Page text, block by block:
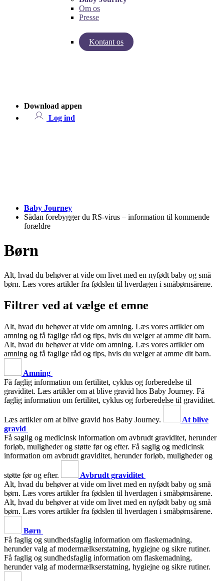
Om os
Presse
Kontant os
Indsigter fra Baby Journey
Download appen
Log ind
Baby Journey
Sådan forebygger du RS-virus – information til kommende
forældre
Børn
Alt, hvad du behøver at vide om livet med en nyfødt baby og små
børn. Læs vores artikler fra fødslen til hverdagen i småbørnsårene.
Filtrer ved at vælge et emne
Alt, hvad du behøver at vide om amning. Læs vores artikler om
amning og få faglige råd og tips, hvis du vælger at amme dit barn.
Alt, hvad du behøver at vide om amning. Læs vores artikler om
amning og få faglige råd og tips, hvis du vælger at amme dit barn.
Amning
Få faglig information om fertilitet, cyklus og forberedelse til
graviditet. Læs artikler om at blive gravid hos Baby Journey. Få
faglig information om fertilitet, cyklus og forberedelse til graviditet.
Læs artikler om at blive gravid hos Baby Journey.
At blive
gravid
Få saglig og medicinsk information om avbrudt graviditet, herunder
forløb, muligheder og støtte før og efter. Få saglig og medicinsk
information om avbrudt graviditet, herunder forløb, muligheder og
støtte før og efter.
Avbrudt graviditet
Alt, hvad du behøver at vide om livet med en nyfødt baby og små
børn. Læs vores artikler fra fødslen til hverdagen i småbørnsårene.
Alt, hvad du behøver at vide om livet med en nyfødt baby og små
børn. Læs vores artikler fra fødslen til hverdagen i småbørnsårene.
Børn
Få faglig og sundhedsfaglig information om flaskemadning,
herunder valg af modermælkserstatning, hygiejne og sikre rutiner.
Få faglig og sundhedsfaglig information om flaskemadning,
herunder valg af modermælkserstatning, hygiejne og sikre rutiner.